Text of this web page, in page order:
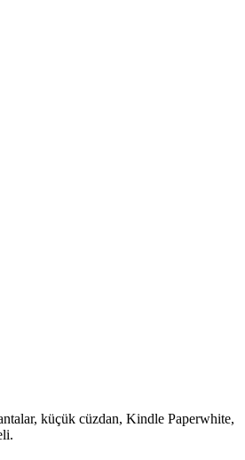
küçük cüzdan, Kindle Paperwhite,